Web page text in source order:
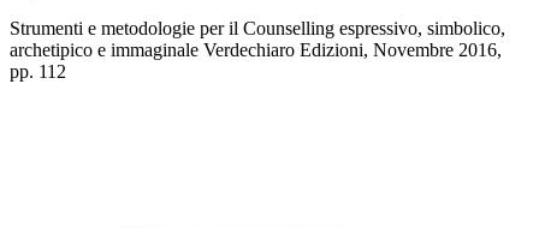
Strumenti e metodologie per il Counselling espressivo, simbolico,
archetipico e immaginale Verdechiaro Edizioni, Novembre 2016,
pp. 112